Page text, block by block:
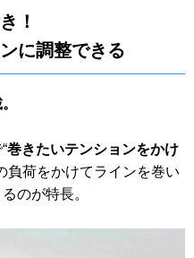
！
に調整できる
巻きたいテンションをかけ
負荷をかけてラインを巻い
のが特長。